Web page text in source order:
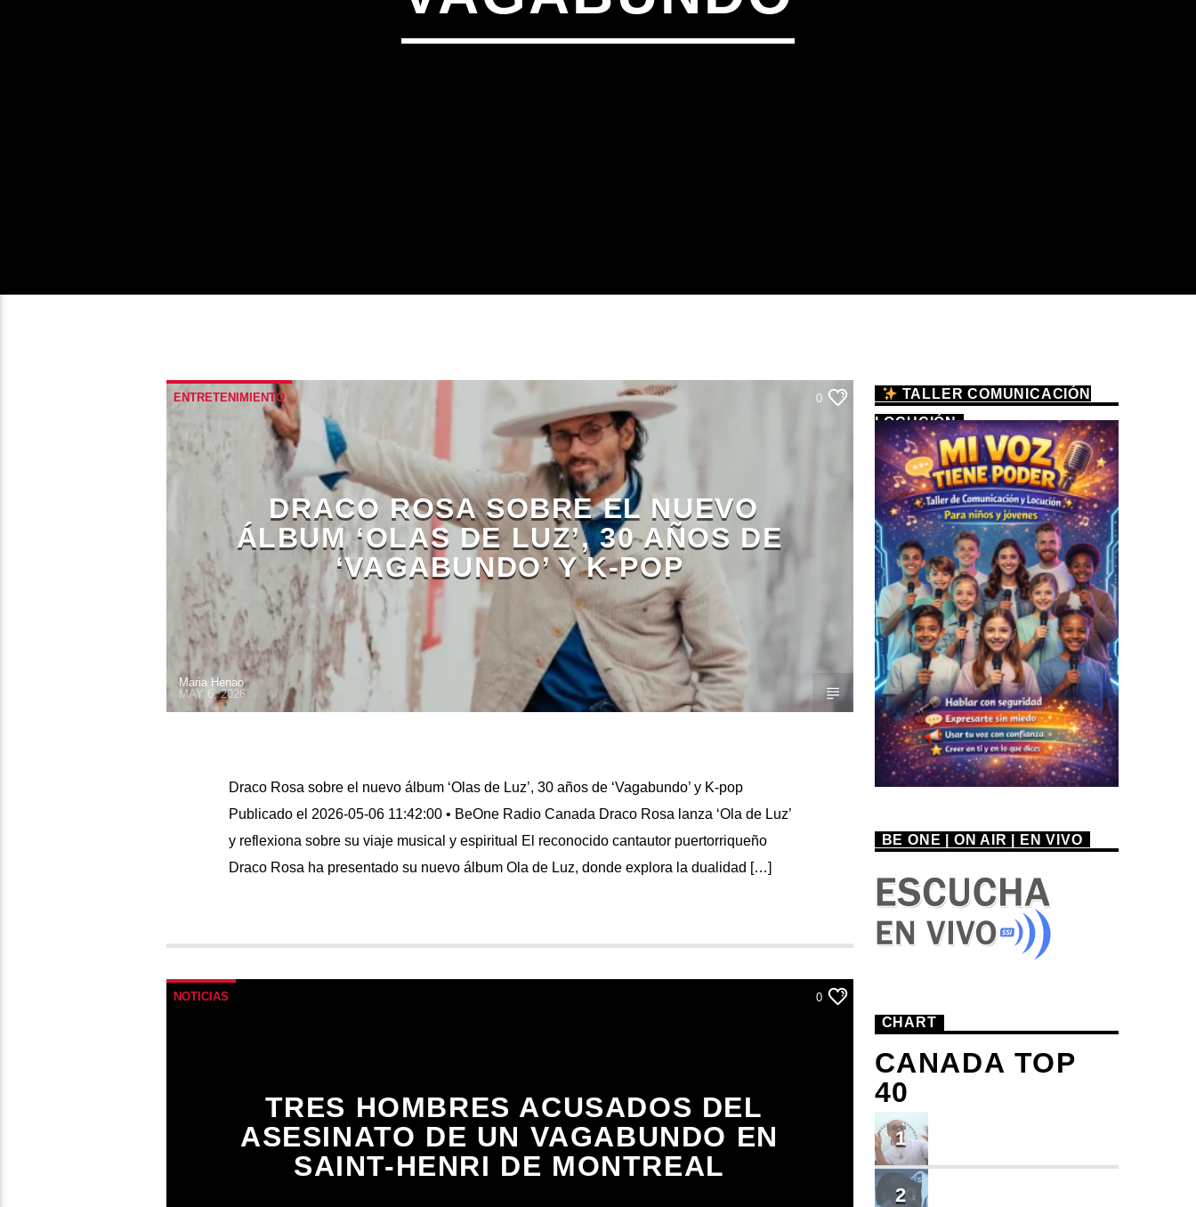
ENTRETENIMIENTO 0
DRACO ROSA SOBRE EL NUEVO
ÁLBUM ‘OLAS DE LUZ’, 30 AÑOS DE
‘VAGABUNDO’ Y K-POP
Maria Henao
MAY 6, 2026
Draco Rosa sobre el nuevo álbum ‘Olas de Luz’, 30 años de ‘Vagabundo’ y K-pop
Publicado el 2026-05-06 11:42:00 • BeOne Radio Canada Draco Rosa lanza ‘Ola de Luz’
y reflexiona sobre su viaje musical y espiritual El reconocido cantautor puertorriqueño
Draco Rosa ha presentado su nuevo álbum Ola de Luz, donde explora la dualidad […]
NOTICIAS 0
TRES HOMBRES ACUSADOS ​​DEL
ASESINATO DE UN VAGABUNDO EN
SAINT-HENRI DE MONTREAL
TALLER COMUNICACIÓN
LOCUCIÓN
BE ONE | ON AIR | EN VIVO
CHART
CANADA TOP
40
1
2